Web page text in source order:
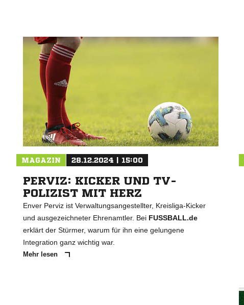
MAGAZIN 28.12.2024 | 15:00
PERVIZ: KICKER UND TV-
POLIZIST MIT HERZ
Enver Perviz ist Verwaltungsangestellter, Kreisliga-Kicker
und ausgezeichneter Ehrenamtler. Bei FUSSBALL.de
erklärt der Stürmer, warum für ihn eine gelungene
Integration ganz wichtig war.
Mehr lesen